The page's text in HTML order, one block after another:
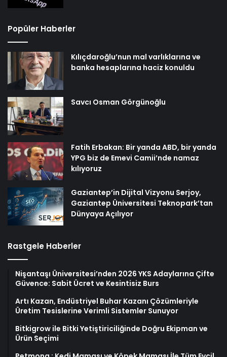
Popüler Haberler
Kılıçdaroğlu’nun mal varlıklarına ve
banka hesaplarına haciz konuldu
Savcı Osman Görgünoğlu
Fatih Erbakan: Bir yanda ABD, bir yanda
YPG biz de Emevi Camii’nde namaz
kılıyoruz
Gaziantep’in Dijital Vizyonu Serjoy,
Gaziantep Üniversitesi Teknopark’tan
Dünyaya Açılıyor
Rastgele Haberler
Nişantaşı Üniversitesi’nden 2026 YKS Adaylarına Çifte
Güvence: Sabit Ücret ve Kesintisiz Burs
Artı Kazan, Endüstriyel Buhar Kazanı Çözümleriyle
Üretim Tesislerine Verimli Sistemler Sunuyor
Bitkigrow ile Bitki Yetiştiriciliğinde Doğru Ekipman ve
Ürün Seçimi